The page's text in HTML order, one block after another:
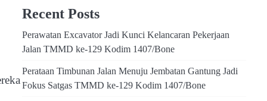
Recent Posts
Perawatan Excavator Jadi Kunci Kelancaran Pekerjaan
Jalan TMMD ke-129 Kodim 1407/Bone
Perataan Timbunan Jalan Menuju Jembatan Gantung Jadi
Fokus Satgas TMMD ke-129 Kodim 1407/Bone